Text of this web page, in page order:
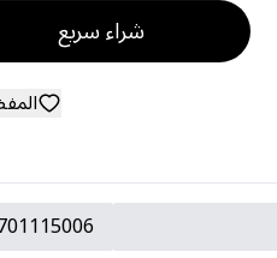
شراء سريع